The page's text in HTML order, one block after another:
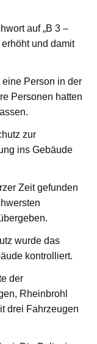
auf „B 3 –
und damit
Person in der
Personen hatten
zur
ins Gebäude
Zeit gefunden
wurde das
kontrolliert.
der
Rheinbrohl
drei Fahrzeugen